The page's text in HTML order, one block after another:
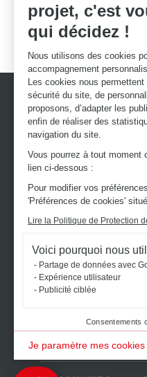
projet, c'est
qui décidez !
Nous utilisons des cookies
accompagnement
Les cookies nous permettent
sécurité du site, de
proposons, d’adapter les
enfin de réaliser des
navigation du site.
Vous pourrez à tout moment
lien ci-dessous :
Pour modifier vos
'Préférences de cookies'
Lire la Politique de Protection
Voici pourquoi nous
Partage de données avec
Expérience utilisateur
Publicité ciblée
Consentements
Je paramètre mes cookies
Axeptio consent
Notre plateforme vous permet d'adapter
Des
DÉCOUVREZ
Cuisines sur mesure
Meubles et
Salles de bain sur
Schmidt pour les